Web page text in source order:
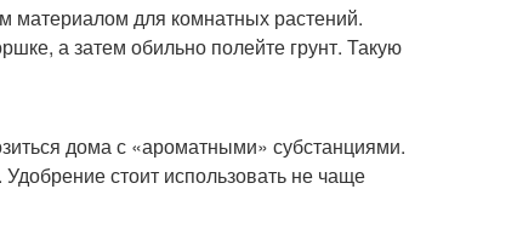
материалом для комнатных растений.
а затем обильно полейте грунт. Такую
дома с «ароматными» субстанциями.
стоит использовать не чаще